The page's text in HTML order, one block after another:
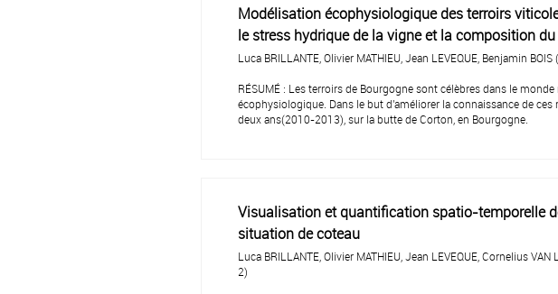
Modélisation écophysiologique des terroirs
le stress hydrique de la vigne et la composition
Luca BRILLANTE, Olivier MATHIEU, Jean LEVEQUE, Benjamin
RÉSUMÉ : Les terroirs de Bourgogne sont célèbres dans le
écophysiologique. Dans le but d'améliorer la connaissance de
deux ans(2010-2013), sur la butte de Corton, en Bourgogne.
Visualisation et quantification spatio-temporelle
situation de coteau
Luca BRILLANTE, Olivier MATHIEU, Jean LEVEQUE, Cornelius
2)